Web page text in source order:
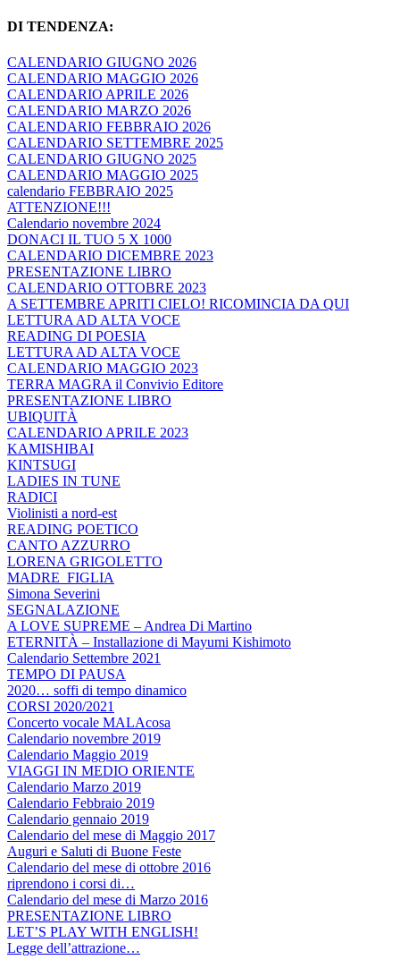
DI TENDENZA:
CALENDARIO GIUGNO 2026
CALENDARIO MAGGIO 2026
CALENDARIO APRILE 2026
CALENDARIO MARZO 2026
CALENDARIO FEBBRAIO 2026
CALENDARIO SETTEMBRE 2025
CALENDARIO GIUGNO 2025
CALENDARIO MAGGIO 2025
calendario FEBBRAIO 2025
ATTENZIONE!!!
Calendario novembre 2024
DONACI IL TUO 5 X 1000
CALENDARIO DICEMBRE 2023
PRESENTAZIONE LIBRO
CALENDARIO OTTOBRE 2023
A SETTEMBRE APRITI CIELO! RICOMINCIA DA QUI
LETTURA AD ALTA VOCE
READING DI POESIA
LETTURA AD ALTA VOCE
CALENDARIO MAGGIO 2023
TERRA MAGRA il Convivio Editore
PRESENTAZIONE LIBRO
UBIQUITÀ
CALENDARIO APRILE 2023
KAMISHIBAI
KINTSUGI
LADIES IN TUNE
RADICI
Violinisti a nord-est
READING POETICO
CANTO AZZURRO
LORENA GRIGOLETTO
MADRE_FIGLIA
Simona Severini
SEGNALAZIONE
A LOVE SUPREME – Andrea Di Martino
ETERNITÀ – Installazione di Mayumi Kishimoto
Calendario Settembre 2021
TEMPO DI PAUSA
2020… soffi di tempo dinamico
CORSI 2020/2021
Concerto vocale MALAcosa
Calendario novembre 2019
Calendario Maggio 2019
VIAGGI IN MEDIO ORIENTE
Calendario Marzo 2019
Calendario Febbraio 2019
Calendario gennaio 2019
Calendario del mese di Maggio 2017
Auguri e Saluti di Buone Feste
Calendario del mese di ottobre 2016
riprendono i corsi di…
Calendario del mese di Marzo 2016
PRESENTAZIONE LIBRO
LET’S PLAY WITH ENGLISH!
Legge dell’attrazione…